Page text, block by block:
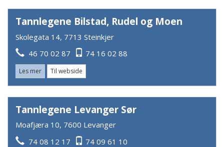
Tannlegene Bilstad, Rudel og Moen
Skolegata 14, 7713 Steinkjer
46 70 02 87
74 16 02 88
Les mer Til webside
Tannlegene Levanger Sør
Moafjæra 10, 7600 Levanger
74 08 12 17
74 09 61 10